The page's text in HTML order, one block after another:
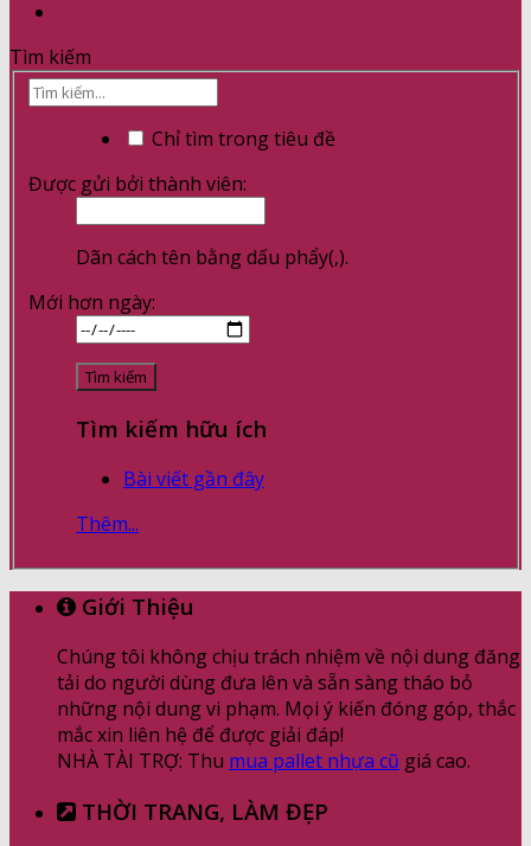
Tìm kiếm
Chỉ tìm trong tiêu đề
Được gửi bởi thành viên:
Dãn cách tên bằng dấu phẩy(,).
Mới hơn ngày:
Tìm kiếm hữu ích
Bài viết gần đây
Thêm...
Giới Thiệu
Chúng tôi không chịu trách nhiệm về nội dung đăng
tải do người dùng đưa lên và sẵn sàng tháo bỏ
những nội dung vi phạm. Mọi ý kiến đóng góp, thắc
mắc xin liên hệ để được giải đáp!
NHÀ TÀI TRỢ: Thu mua pallet nhựa cũ giá cao.
THỜI TRANG, LÀM ĐẸP